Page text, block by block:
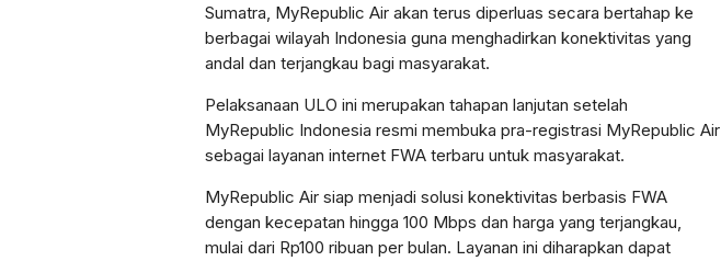
Sumatra, MyRepublic Air akan terus diperluas secara bertahap ke
berbagai wilayah Indonesia guna menghadirkan konektivitas yang
andal dan terjangkau bagi masyarakat.
Pelaksanaan ULO ini merupakan tahapan lanjutan setelah
MyRepublic Indonesia resmi membuka pra-registrasi MyRepublic Air
sebagai layanan internet FWA terbaru untuk masyarakat.
MyRepublic Air siap menjadi solusi konektivitas berbasis FWA
dengan kecepatan hingga 100 Mbps dan harga yang terjangkau,
mulai dari Rp100 ribuan per bulan. Layanan ini diharapkan dapat